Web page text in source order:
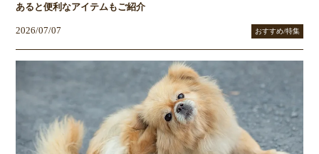
あると便利なアイテムもご紹介
2026/07/07 おすすめ/特集